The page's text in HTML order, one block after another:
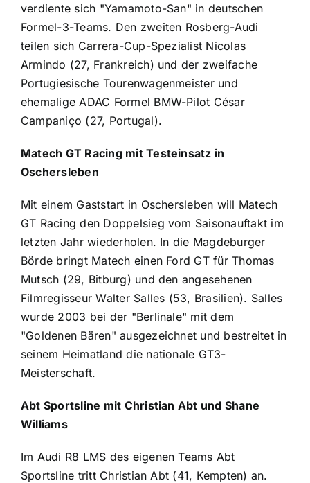
verdiente sich "Yamamoto-San" in deutschen
Formel-3-Teams. Den zweiten Rosberg-Audi
teilen sich Carrera-Cup-Spezialist Nicolas
Armindo (27, Frankreich) und der zweifache
Portugiesische Tourenwagenmeister und
ehemalige ADAC Formel BMW-Pilot César
Campaniço (27, Portugal).
Matech GT Racing mit Testeinsatz in
Oschersleben
Mit einem Gaststart in Oschersleben will Matech
GT Racing den Doppelsieg vom Saisonauftakt im
letzten Jahr wiederholen. In die Magdeburger
Börde bringt Matech einen Ford GT für Thomas
Mutsch (29, Bitburg) und den angesehenen
Filmregisseur Walter Salles (53, Brasilien). Salles
wurde 2003 bei der "Berlinale" mit dem
"Goldenen Bären" ausgezeichnet und bestreitet in
seinem Heimatland die nationale GT3-
Meisterschaft.
Abt Sportsline mit Christian Abt und Shane
Williams
Im Audi R8 LMS des eigenen Teams Abt
Sportsline tritt Christian Abt (41, Kempten) an.